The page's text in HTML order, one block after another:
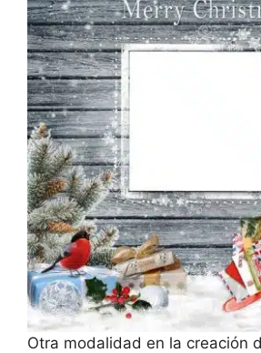
Otra modalidad en la creación